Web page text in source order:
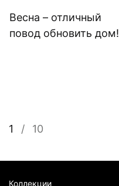
Весна – отличный
повод обновить дом!
1 / 10
Коллекции